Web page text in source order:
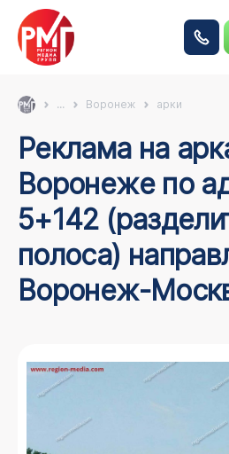
... Воронеж арки
Реклама на арках в
Воронеже по
5+142
полоса)
Воронеж-